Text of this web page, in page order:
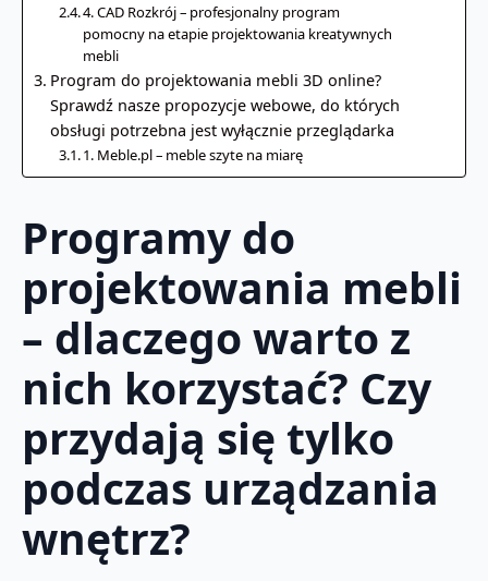
4. CAD Rozkrój – profesjonalny program
pomocny na etapie projektowania kreatywnych
mebli
Program do projektowania mebli 3D online?
Sprawdź nasze propozycje webowe, do których
obsługi potrzebna jest wyłącznie przeglądarka
1. Meble.pl – meble szyte na miarę
Programy do
projektowania mebli
– dlaczego warto z
nich korzystać? Czy
przydają się tylko
podczas urządzania
wnętrz?